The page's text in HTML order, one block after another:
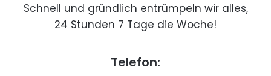
Schnell und gründlich entrümpeln wir alles,
24 Stunden 7 Tage die Woche!
Telefon: